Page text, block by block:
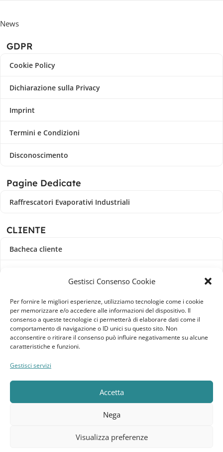
Gestisci Consenso Cookie
Per fornire le migliori esperienze, utilizziamo tecnologie come i cookie
per memorizzare e/o accedere alle informazioni del dispositivo. Il
consenso a queste tecnologie ci permetterà di elaborare dati come il
comportamento di navigazione o ID unici su questo sito. Non
acconsentire o ritirare il consenso può influire negativamente su alcune
caratteristiche e funzioni.
Gestisci servizi
Accetta
Nega
Visualizza preferenze
News
GDPR
Cookie Policy
Dichiarazione sulla Privacy
Imprint
Termini e Condizioni
Disconoscimento
Pagine Dedicate
Raffrescatori Evaporativi Industriali
CLIENTE
Bacheca cliente
Indirizzi
Metodi di pagamento
Dettagli account
Lista dei desideri
Realizzato da